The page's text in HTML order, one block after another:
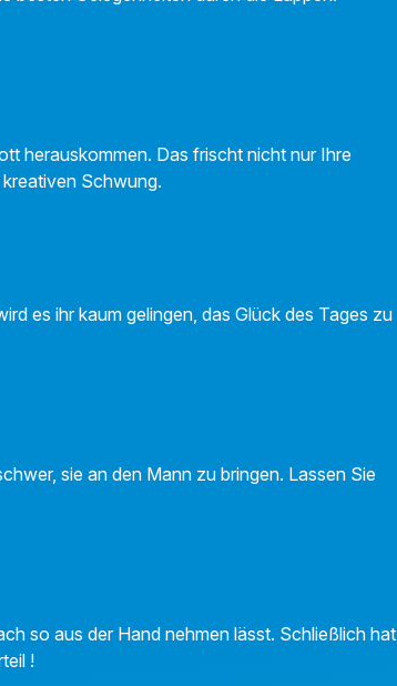
herauskommen. Das frischt nicht nur Ihre
Schwung.
es ihr kaum gelingen, das Glück des Tages zu
sie an den Mann zu bringen. Lassen Sie
so aus der Hand nehmen lässt. Schließlich hat
!